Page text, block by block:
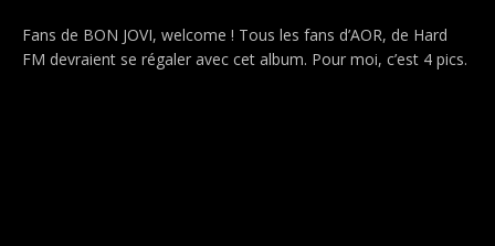
Fans de BON JOVI, welcome ! Tous les fans d’AOR, de Hard
FM devraient se régaler avec cet album. Pour moi, c’est 4 pics.